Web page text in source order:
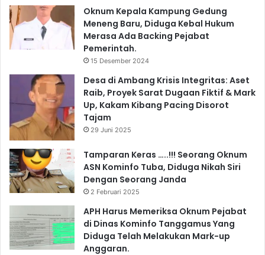
Oknum Kepala Kampung Gedung
Meneng Baru, Diduga Kebal Hukum
Merasa Ada Backing Pejabat
Pemerintah.
15 Desember 2024
Desa di Ambang Krisis Integritas: Aset
Raib, Proyek Sarat Dugaan Fiktif & Mark
Up, Kakam Kibang Pacing Disorot
Tajam
29 Juni 2025
Tamparan Keras …..!!! Seorang Oknum
ASN Kominfo Tuba, Diduga Nikah Siri
Dengan Seorang Janda
2 Februari 2025
APH Harus Memeriksa Oknum Pejabat
di Dinas Kominfo Tanggamus Yang
Diduga Telah Melakukan Mark-up
Anggaran.